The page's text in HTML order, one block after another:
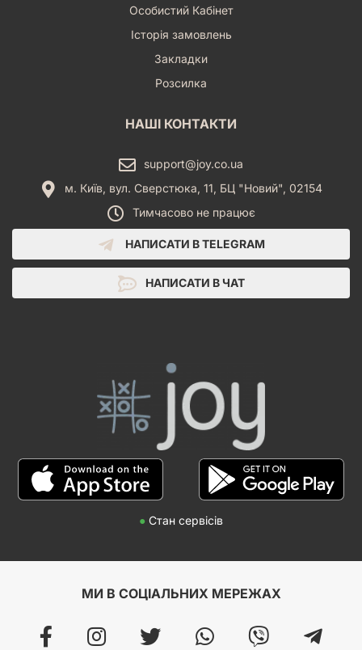
Особистий Кабінет
Історія замовлень
Закладки
Розсилка
НАШІ КОНТАКТИ
support@joy.co.ua
м. Київ, вул. Сверстюка, 11, БЦ "Новий", 02154
Тимчасово не працює
НАПИСАТИ В TELEGRAM
НАПИСАТИ В ЧАТ
● Стан сервісів
МИ В СОЦІАЛЬНИХ МЕРЕЖАХ